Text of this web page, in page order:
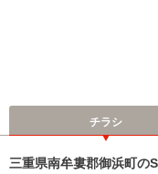
チラシ
三重県南牟婁郡御浜町の